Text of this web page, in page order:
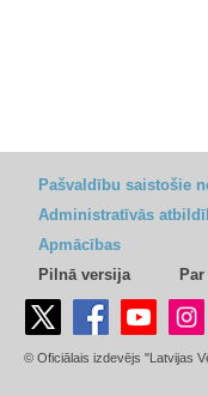
Pašvaldību saistošie
Administratīvās
Apmācības
Pilnā versija
© Oficiālais izdevējs "Latvijas